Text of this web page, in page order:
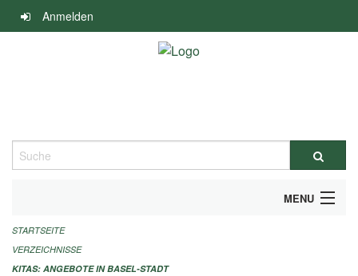
Navigation
überspringen
Anmelden
Suche
MENU
ALLGEMEINE INFORMATIONEN
IMPRESSUM
STARTSEITE
VERZEICHNISSE
KITAS: ANGEBOTE IN BASEL-STADT